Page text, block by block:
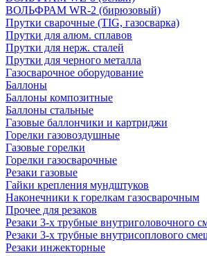
ВОЛЬФРАМ WR-2 (бирюзовый)
Прутки сварочные (TIG, газосварка)
Прутки для алюм. сплавов
Прутки для нерж. сталей
Прутки для черного металла
Газосварочное оборудование
Баллоны
Баллоны композитные
Баллоны стальные
Газовые баллончики и картриджи
Горелки газовоздушные
Газовые горелки
Горелки газосварочные
Резаки газовые
Гайки крепления мундштуков
Наконечники к горелкам газосварочным
Прочее для резаков
Резаки 3-х трубные внутриголовочного
Резаки 3-х трубные внутрисоплового
Резаки инжекторные